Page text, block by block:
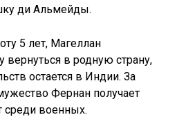
ди Альмейды.
5 лет, Магеллан
вернуться в родную страну,
остается в Индии. За
Фернан получает
среди военных.